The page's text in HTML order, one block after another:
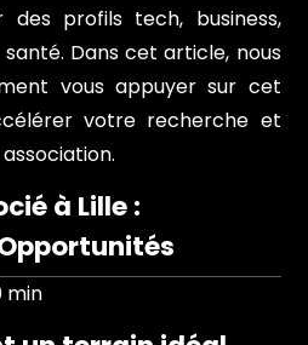
profils tech, business,
Dans cet article, nous
vous appuyer sur cet
votre recherche et
à Lille :
min